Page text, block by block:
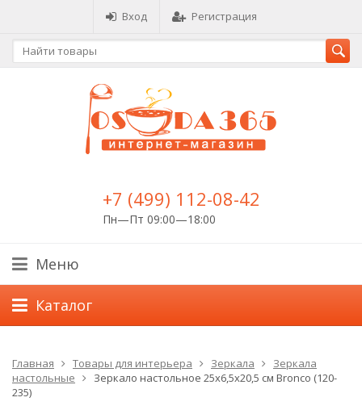
Вход Регистрация
+7 (499) 112-08-42
Пн—Пт 09:00—18:00
Меню
Каталог
Главная Товары для интерьера Зеркала
Зеркала
настольные
Зеркало настольное 25х6,5х20,5 см Bronco (120-
235)